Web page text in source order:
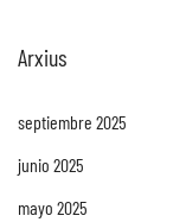
Arxius
septiembre 2025
junio 2025
mayo 2025